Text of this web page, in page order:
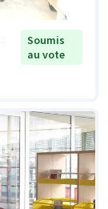
Soumis
au vote